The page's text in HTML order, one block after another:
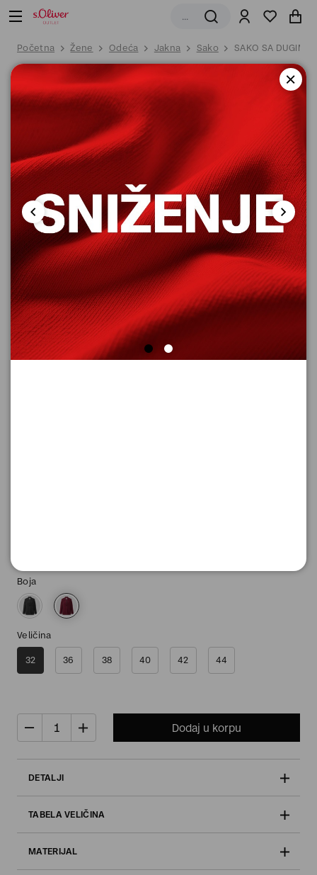
Početna Žene Odeća Jakna Sako SAKO SA DUGIM
Boja
Veličina
32 36 38 40 42 44
Dodaj u korpu
DETALJI
TABELA VELIČINA
MATERIJAL